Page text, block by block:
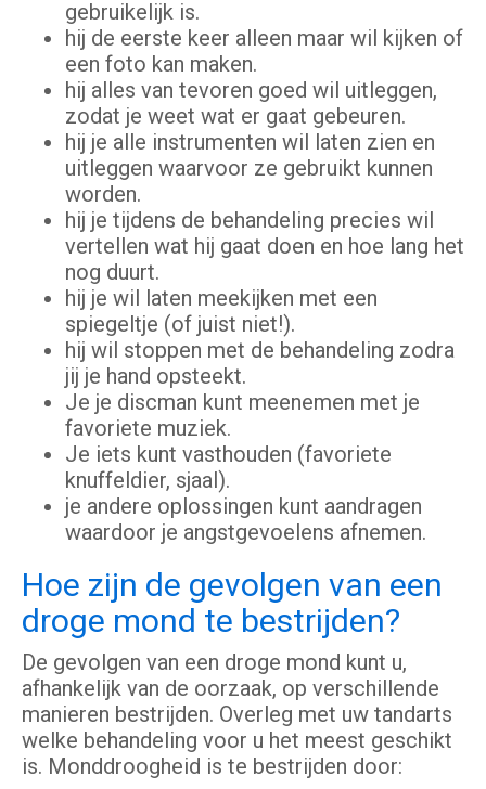
gebruikelijk is.
hij de eerste keer alleen maar wil kijken of
een foto kan maken.
hij alles van tevoren goed wil uitleggen,
zodat je weet wat er gaat gebeuren.
hij je alle instrumenten wil laten zien en
uitleggen waarvoor ze gebruikt kunnen
worden.
hij je tijdens de behandeling precies wil
vertellen wat hij gaat doen en hoe lang het
nog duurt.
hij je wil laten meekijken met een
spiegeltje (of juist niet!).
hij wil stoppen met de behandeling zodra
jij je hand opsteekt.
Je je discman kunt meenemen met je
favoriete muziek.
Je iets kunt vasthouden (favoriete
knuffeldier, sjaal).
je andere oplossingen kunt aandragen
waardoor je angstgevoelens afnemen.
Hoe zijn de gevolgen van een
droge mond te bestrijden?
De gevolgen van een droge mond kunt u,
afhankelijk van de oorzaak, op verschillende
manieren bestrijden. Overleg met uw tandarts
welke behandeling voor u het meest geschikt
is. Monddroogheid is te bestrijden door: